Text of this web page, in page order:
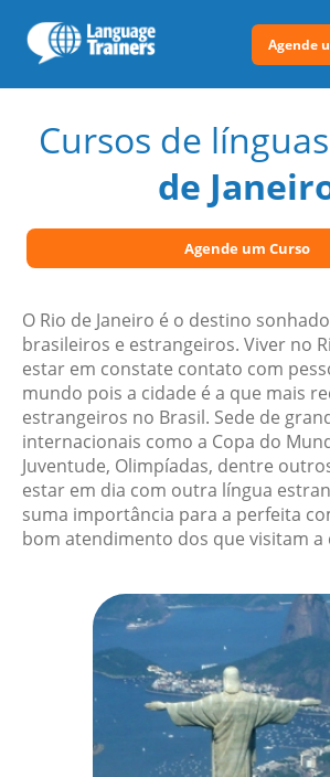
Agende
Cursos de
de
Agende um Curso
O Rio de Janeiro é o destino
brasileiros e estrangeiros. Viver no
estar em constate contato com
mundo pois a cidade é a que mais
estrangeiros no Brasil. Sede de
internacionais como a Copa do
Juventude, Olimpíadas, dentre
estar em dia com outra língua
suma importância para a perfeita
bom atendimento dos que visitam a